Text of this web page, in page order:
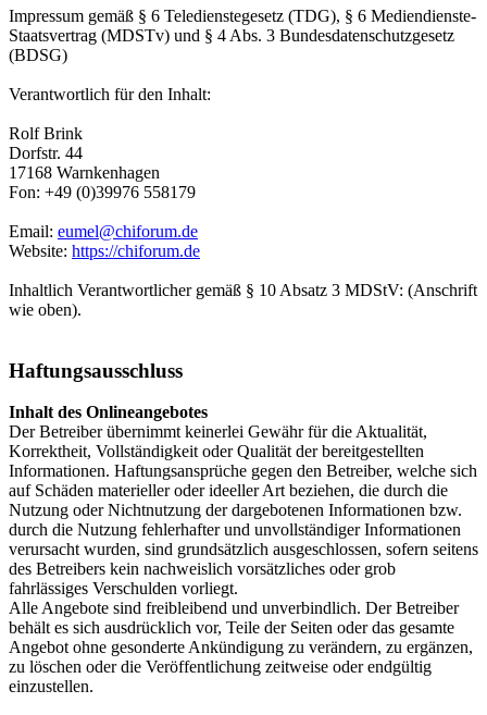
Impressum gemäß § 6 Teledienstegesetz (TDG), § 6 Mediendienste-
Staatsvertrag (MDSTv) und § 4 Abs. 3 Bundesdatenschutzgesetz
(BDSG)
Verantwortlich für den Inhalt:
Rolf Brink
Dorfstr. 44
17168 Warnkenhagen
Fon: +49 (0)39976 558179
Email: eumel@chiforum.de
Website: https://chiforum.de
Inhaltlich Verantwortlicher gemäß § 10 Absatz 3 MDStV: (Anschrift
wie oben).
Haftungsausschluss
Inhalt des Onlineangebotes
Der Betreiber übernimmt keinerlei Gewähr für die Aktualität,
Korrektheit, Vollständigkeit oder Qualität der bereitgestellten
Informationen. Haftungsansprüche gegen den Betreiber, welche sich
auf Schäden materieller oder ideeller Art beziehen, die durch die
Nutzung oder Nichtnutzung der dargebotenen Informationen bzw.
durch die Nutzung fehlerhafter und unvollständiger Informationen
verursacht wurden, sind grundsätzlich ausgeschlossen, sofern seitens
des Betreibers kein nachweislich vorsätzliches oder grob
fahrlässiges Verschulden vorliegt.
Alle Angebote sind freibleibend und unverbindlich. Der Betreiber
behält es sich ausdrücklich vor, Teile der Seiten oder das gesamte
Angebot ohne gesonderte Ankündigung zu verändern, zu ergänzen,
zu löschen oder die Veröffentlichung zeitweise oder endgültig
einzustellen.